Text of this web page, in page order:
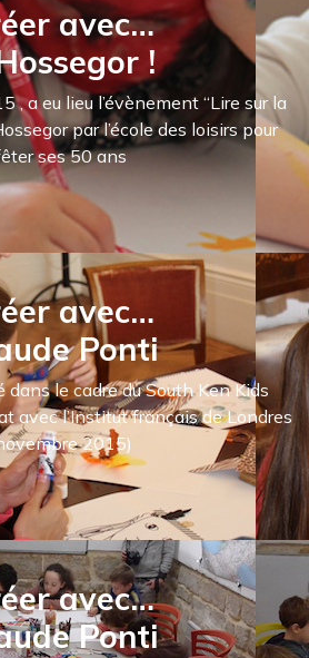
avec…
!
, a eu lieu l’évènement “Lire sur la
par l’école des loisirs pour
ses 50 ans
avec…
Ponti
dans le cadre du South Ken Kids
avec l’Institut français de Londres
2015)
avec…
Ponti